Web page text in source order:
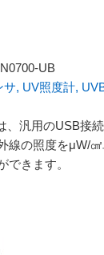
UB
, UV照度計,
、汎用のUSB接
線の照度をμW/
できます。